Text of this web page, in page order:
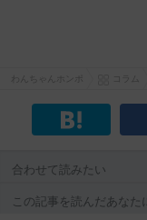
合わせて読みたい
この記事を読んだあなた